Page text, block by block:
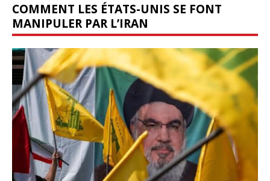
COMMENT LES ÉTATS-UNIS SE FONT
MANIPULER PAR L’IRAN